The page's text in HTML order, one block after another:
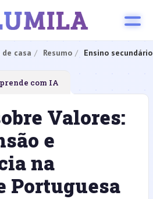
casa Resumo Ensino secundário
com IA
Valores:
e
na
Portuguesa